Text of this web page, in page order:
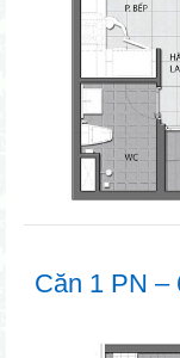
Căn 1 PN –